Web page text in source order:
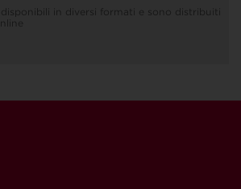
in diversi formati e sono distribuiti